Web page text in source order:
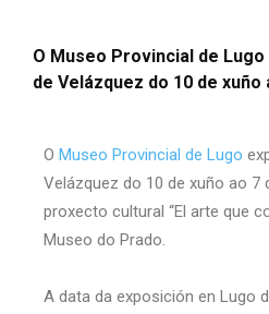
O Museo Provincial de Lugo
de Velázquez do 10 de xuño
O Museo Provincial de Lugo
Velázquez do 10 de xuño ao 7
proxecto cultural “El arte que
Museo do Prado.
A data da exposición en Lugo